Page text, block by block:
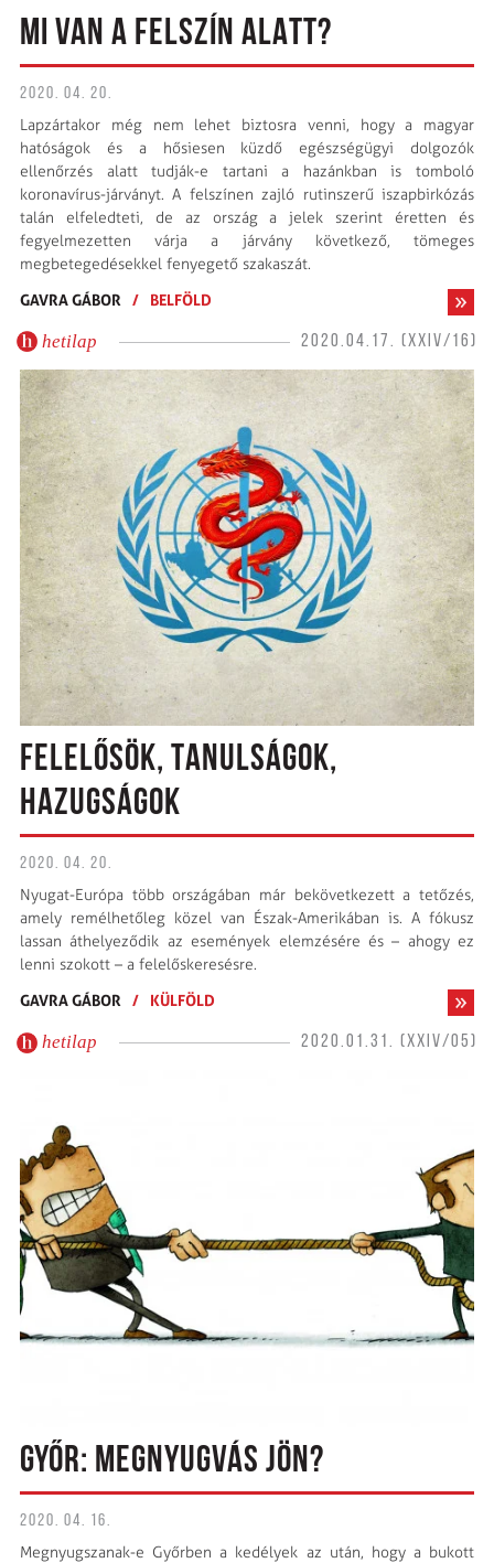
MI VAN A FELSZÍN ALATT?
2020. 04. 20.
Lapzártakor még nem lehet biztosra venni, hogy a magyar
hatóságok és a hősiesen küzdő egészségügyi dolgozók
ellenőrzés alatt tudják-e tartani a hazánkban is tomboló
koronavírus-járványt. A felszínen zajló rutinszerű iszapbirkózás
talán elfeledteti, de az ország a jelek szerint éretten és
fegyelmezetten várja a járvány következő, tömeges
megbetegedésekkel fenyegető szakaszát.
GAVRA GÁBOR
/ BELFÖLD
hetilap 2020.04.17. (XXIV/16)
FELELŐSÖK, TANULSÁGOK,
HAZUGSÁGOK
2020. 04. 20.
Nyugat-Európa több országában már bekövetkezett a tetőzés,
amely remélhetőleg közel van Észak-Amerikában is. A fókusz
lassan áthelyeződik az események elemzésére és – ahogy ez
lenni szokott – a felelőskeresésre.
GAVRA GÁBOR
/ KÜLFÖLD
hetilap 2020.01.31. (XXIV/05)
GYŐR: MEGNYUGVÁS JÖN?
2020. 04. 16.
Megnyugszanak-e Győrben a kedélyek az után, hogy a bukott